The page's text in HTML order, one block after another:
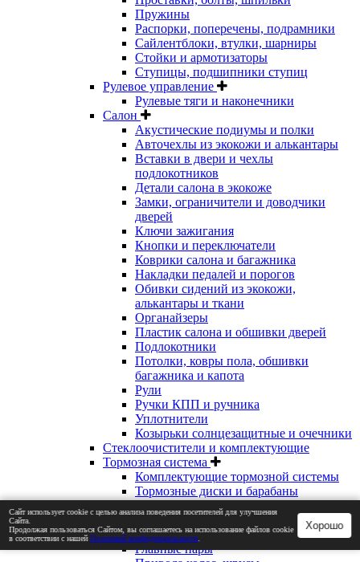
Пружины
Распорки, поперечены, подрамники
Сайлентблоки, втулки, шарниры
Стойки и армотизаторы
Ступицы, подшипники ступиц
Рулевое управление
Рулевые тяги и наконечники
Салон
Акустические подиумы и полки
Авточехлы из экокожи и алькантары
Вставки в двери и чехлы
подлокотников
Детали салона в экокоже
Замки, ограничители и доводчики
дверей
Ключи зажигания
Кнопки и переключатели
Коврики салона и багажника
Накладки педалей и порогов
Обивки сидений из экокожи,
алькантары и ткани
Органайзеры
Пластик салона и обшивки дверей
Подлокотники
Потолки, ковры пола, обшивки
багажника и капота
Рули
Ручки КПП и ручника
Уплотнители
Козырьки солнцезащитные и очечники
Стеклоочистители и комплектующие
Тормозная система
Комплектующие тормозной системы
Тормозные диски и барабаны
Тормозные колодки
Трансмиссия
Блокировки дифференциала
Главные пары
Сайт использует cookie с целью анализа поведения посетителей для улучшения
Сайта.
Продолжая пользоваться Сайтом, вы соглашаетесь на использование файлов cookie
в соответствии с нашейПолитикой конфиденциальности.
Хорошо